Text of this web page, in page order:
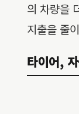
의 차량을
지출을 줄
타이어,